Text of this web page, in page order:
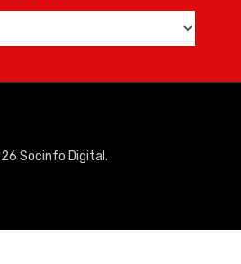
Socinfo Digital.